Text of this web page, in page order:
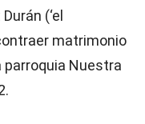
(‘el
matrimonio
parroquia Nuestra